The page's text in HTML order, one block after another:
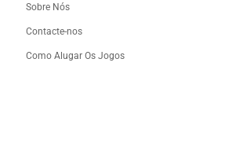
Sobre Nós
Contacte-nos
Como Alugar Os Jogos